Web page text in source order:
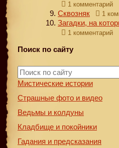
1 комментарий
Сквозняк 1
Загадки, на
1 комментарий
Поиск по сайту
Мистические истории
Страшные фото и видео
Ведьмы и колдуны
Кладбище и покойники
Гадания и предсказания